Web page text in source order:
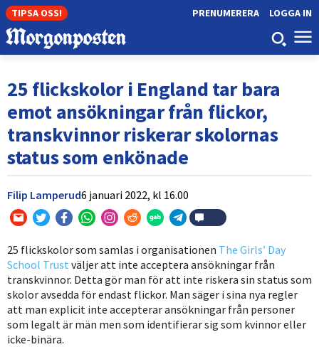
TIPSA OSS! LOGGA IN
PRENUMERERA
25 flickskolor i England tar bara
emot ansökningar från flickor,
transkvinnor riskerar skolornas
status som enkönade
Filip Lamperud6 januari 2022, kl 16.00
25 flickskolor som samlas i organisationen The Girls’ Day
School Trust väljer att inte acceptera ansökningar från
transkvinnor. Detta gör man för att inte riskera sin status som
skolor avsedda för endast flickor. Man säger i sina nya regler
att man explicit inte accepterar ansökningar från personer
som legalt är män men som identifierar sig som kvinnor eller
icke-binära.